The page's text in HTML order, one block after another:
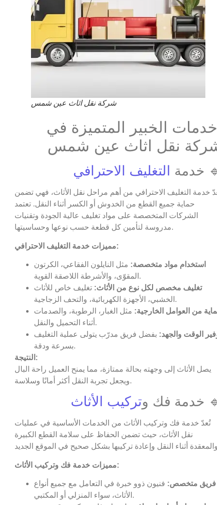
شركة نقل اثاث عين شمس
الخبير المتميزة في
نقل اثاث عين شمس
خدمة التغليف الاحترافي
خدمة التغليف الاحترافي من أهم مراحل نقل الأثاث، فهي تضمن
حماية جميع القطع من الخدوش أو الكسر أثناء النقل. تعتمد
الشركات المتخصصة على مواد تغليف عالية الجودة وتقنيات
مدروسة لتأمين كل قطعة حسب نوعها وحساسيتها.
مميزات خدمة التغليف الاحترافي:
استخدام مواد متخصصة: مثل النايلون الفقاعي، الكرتون
المقوّى، والأشرطة اللاصقة القوية.
تغليف مخصص لكل نوع من الأثاث: تغليف خاص للأثاث
الخشبي، الأجهزة الكهربائية، والتحف الزجاجية.
من العوامل الخارجية: مثل الغبار، الرطوبة، والصدمات
أثناء التحميل والنقل.
الوقت والجهد: بفضل فريق مدرّب يتولى عملية التغليف
بسرعة ودقة.
النتيجة:
يصل الأثاث إلى وجهته بحالة ممتازة، مما يمنح العميل راحة البال
ويجعل تجربة النقل أكثر أمانًا وسلاسة.
خدمة فك وتركيب الأثاث
تُعدّ خدمة فك وتركيب الأثاث من الخدمات الأساسية في عمليات
نقل الأثاث، حيث تضمن الحفاظ على سلامة القطع الكبيرة
مميزات خدمة فك وتركيب الأثاث:
فريق متخصص: فنيون ذوو خبرة في التعامل مع جميع أنواع
الأثاث، سواء المنزلي أو المكتبي.